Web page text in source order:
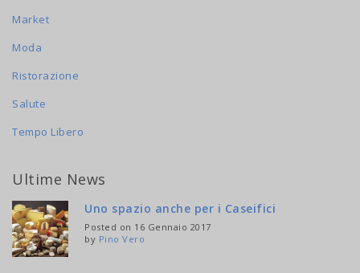
Market
Moda
Ristorazione
Salute
Tempo Libero
Ultime News
Uno spazio anche per i Caseifici
Posted on 16 Gennaio 2017
by Pino Vero